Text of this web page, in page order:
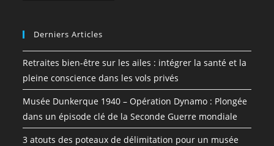
Derniers Articles
Retraites bien-être sur les ailes : intégrer la santé et la
pleine conscience dans les vols privés
Musée Dunkerque 1940 – Opération Dynamo : Plongée
dans un épisode clé de la Seconde Guerre mondiale
3 atouts des poteaux de délimitation pour un musée